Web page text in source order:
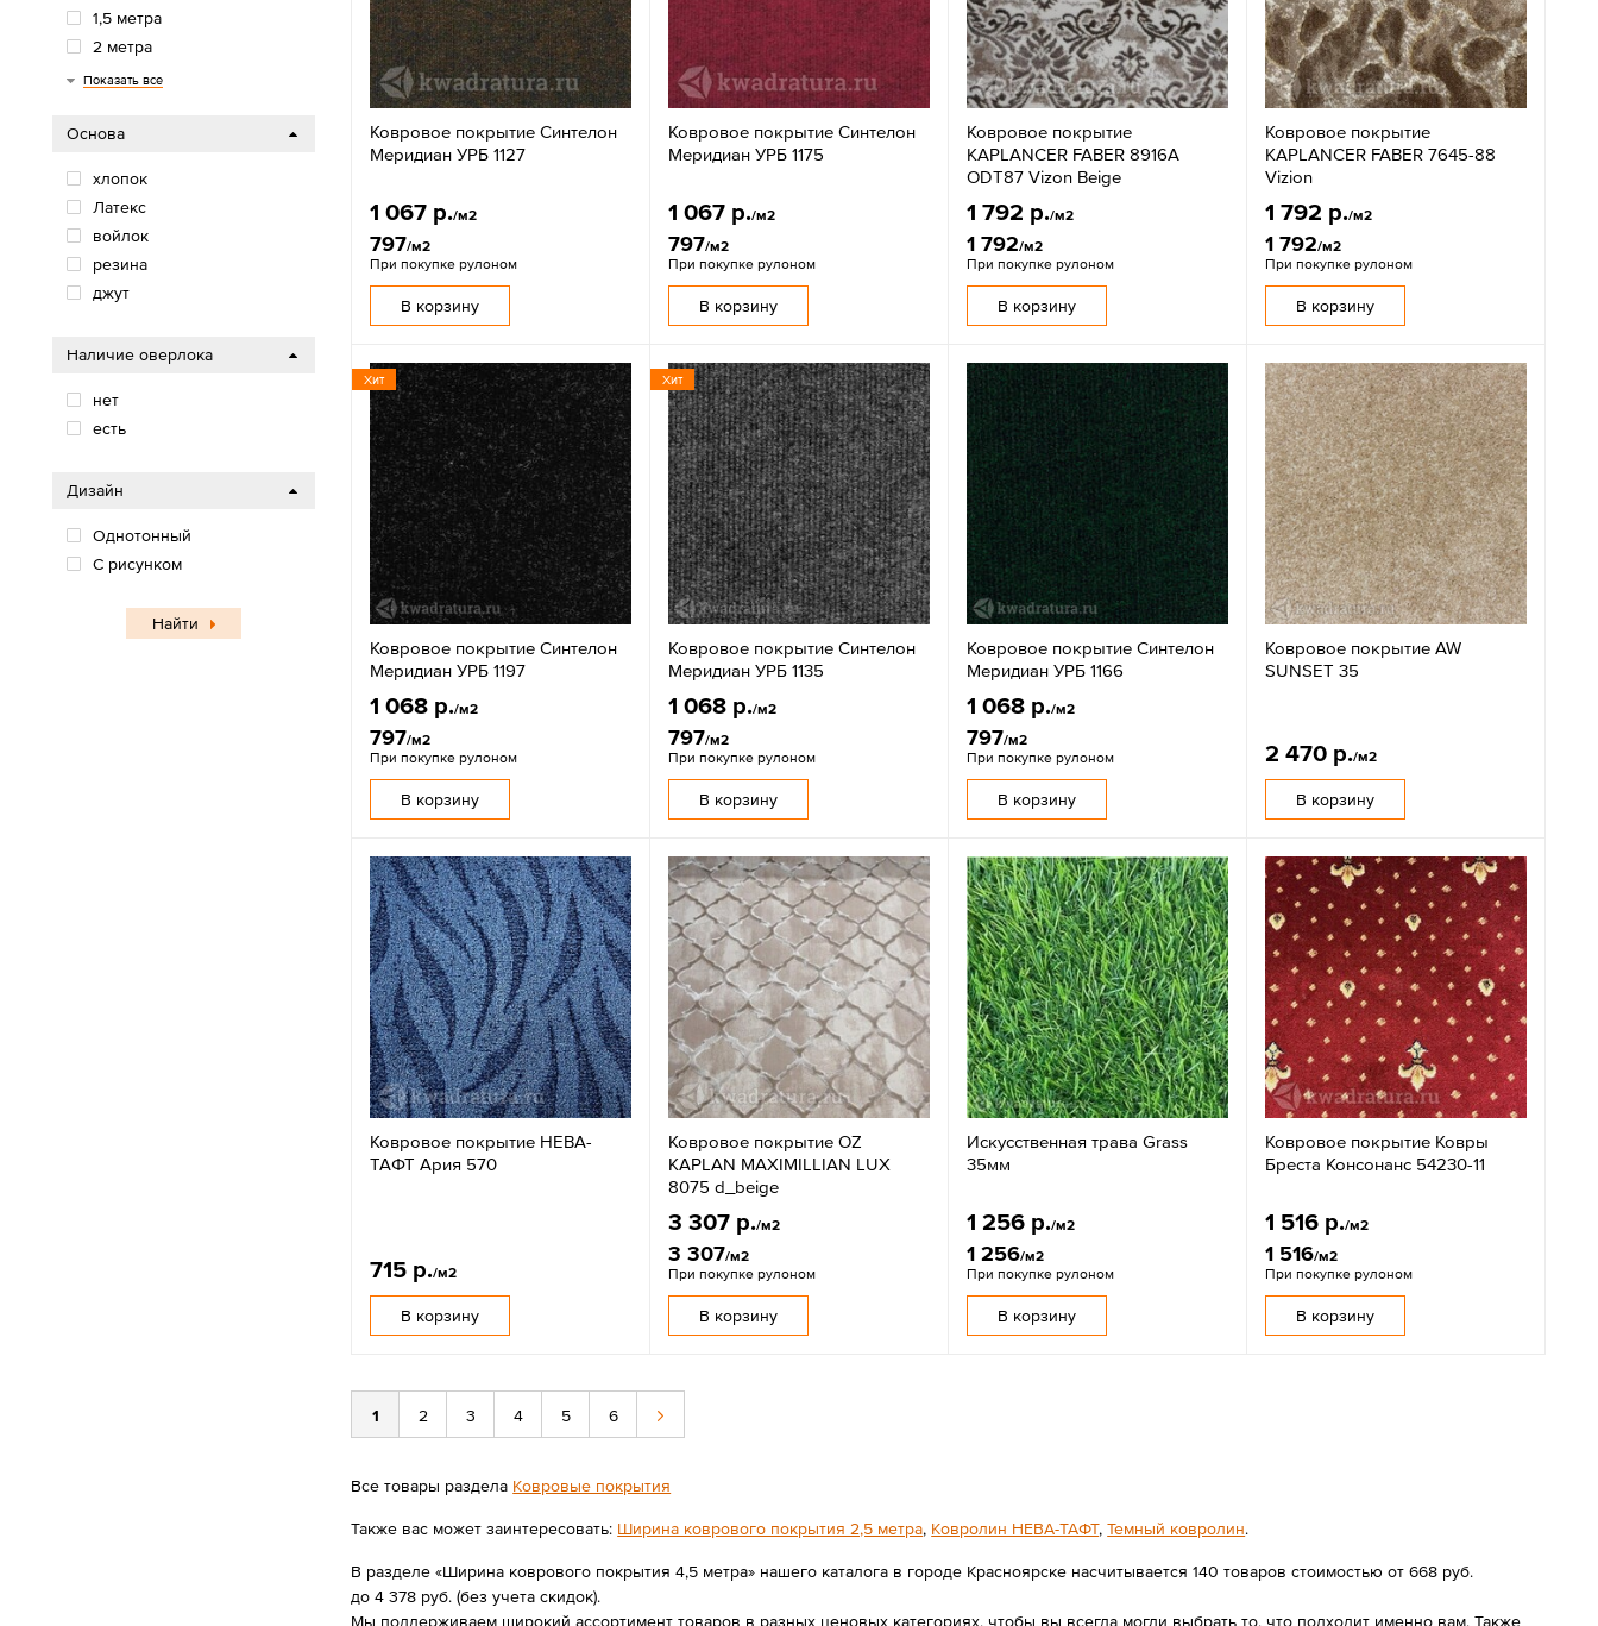
Ковровое покрытие Синтелон
Меридиан УРБ 1127
1 067 р./м2
797/м2
При покупке рулоном
В корзину
Ковровое покрытие Синтелон
Меридиан УРБ 1175
1 067 р./м2
797/м2
При покупке рулоном
В корзину
Ковровое покрытие
KAPLANCER FABER 8916A
ODT87 Vizon Beige
1 792 р./м2
1 792/м2
При покупке рулоном
В корзину
Ковровое покрытие
KAPLANCER FABER 7645-88
Vizion
1 792 р./м2
1 792/м2
При покупке рулоном
В корзину
Хит
Ковровое покрытие Синтелон
Меридиан УРБ 1197
1 068 р./м2
797/м2
При покупке рулоном
В корзину
Хит
Ковровое покрытие Синтелон
Меридиан УРБ 1135
1 068 р./м2
797/м2
При покупке рулоном
В корзину
Ковровое покрытие Синтелон
Меридиан УРБ 1166
1 068 р./м2
797/м2
При покупке рулоном
В корзину
Ковровое покрытие AW
SUNSET 35
2 470 р./м2
В корзину
Ковровое покрытие НЕВА-
ТАФТ Ария 570
715 р./м2
В корзину
Ковровое покрытие OZ
KAPLAN MAXIMILLIAN LUX
8075 d_beige
3 307 р./м2
3 307/м2
При покупке рулоном
В корзину
Искусственная трава Grass
35мм
1 256 р./м2
1 256/м2
При покупке рулоном
В корзину
Ковровое покрытие Ковры
Бреста Консонанс 54230-11
1 516 р./м2
1 516/м2
При покупке рулоном
В корзину
1 2 3 4 5 6
Все товары раздела Ковровые покрытия
Также вас может заинтересовать: Ширина коврового покрытия 2,5 метра, Ковролин НЕВА-ТАФТ,Темный ковролин.
В разделе «Ширина коврового покрытия 4,5 метра» нашего каталога в городе Красноярске насчитывается 140 товаров стоимостью от 668 руб.
до 4 378 руб. (без учета скидок).
Мы поддерживаем широкий ассортимент товаров в разных ценовых категориях, чтобы вы всегда могли выбрать то, что подходит именно вам. Также
1,5 метра
2 метра
2,5 метра
2,9 метров
3 метра
3,5 метра
4 метра
5 метров
Показать все
Основа
хлопок
Латекс
войлок
резина
джут
Наличие оверлока
нет
есть
Дизайн
Однотонный
С рисунком
Найти